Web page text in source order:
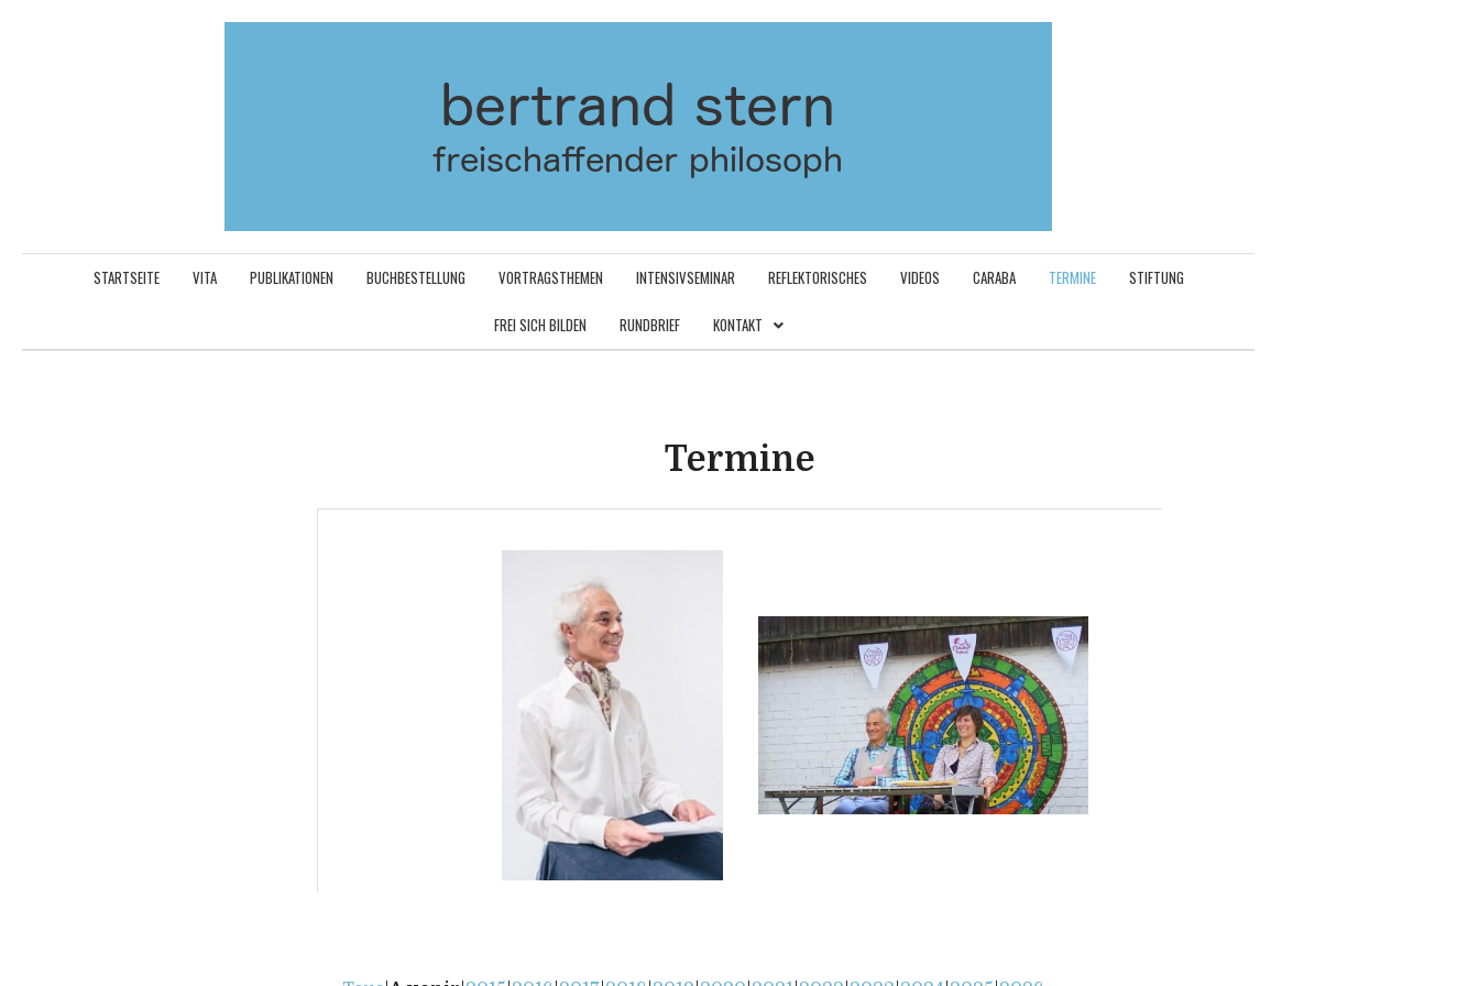
STARTSEITE VITA PUBLIKATIONEN BUCHBESTELLUNG VORTRAGSTHEMEN INTENSIVSEMINAR REFLEKTORISCHES VIDEOS CARABA TERMINE STIFTUNG
FREI SICH BILDEN RUNDBRIEF KONTAKT
Termine